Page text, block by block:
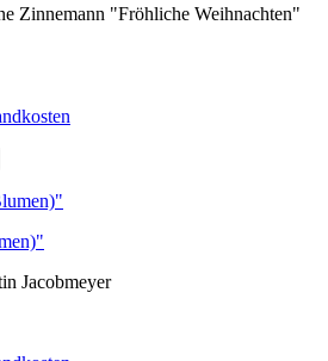
Zinnemann "Fröhliche Weihnachten"
Jacobmeyer